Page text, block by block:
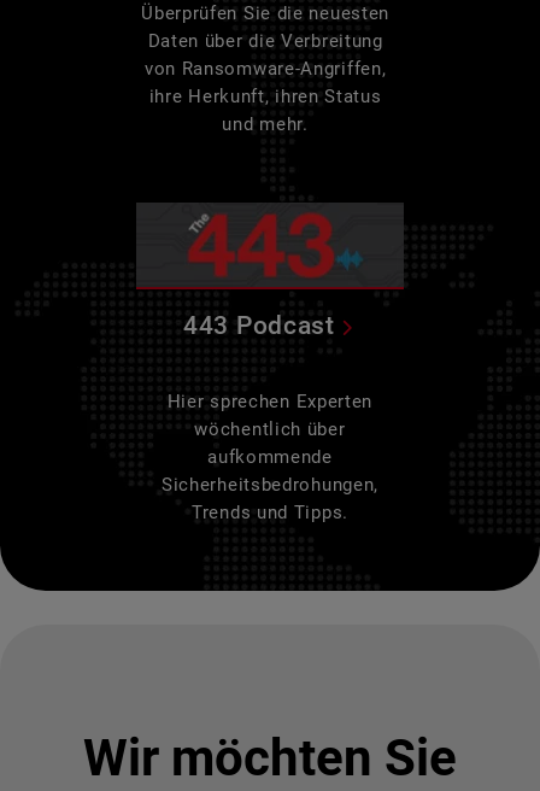
Überprüfen Sie die neuesten
Daten über die Verbreitung
von Ransomware-Angriffen,
ihre Herkunft, ihren Status
und mehr.
443 Podcast
Hier sprechen Experten
wöchentlich über
aufkommende
Sicherheitsbedrohungen,
Trends und Tipps.
Wir möchten Sie